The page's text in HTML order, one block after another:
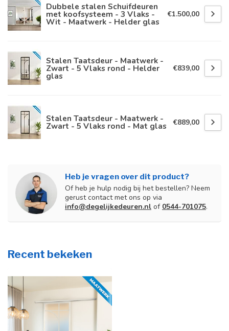
Dubbele stalen Schuifdeuren
met koofsysteem - 3 Vlaks -
Wit - Maatwerk - Helder glas
€1.500,00
Stalen Taatsdeur - Maatwerk -
Zwart - 5 Vlaks rond - Helder
glas
€839,00
Stalen Taatsdeur - Maatwerk -
Zwart - 5 Vlaks rond - Mat glas €889,00
Heb je vragen over dit product?
Of heb je hulp nodig bij het bestellen? Neem
gerust contact met ons op via
info@degelijkedeuren.nl of 0544-701075.
Recent bekeken